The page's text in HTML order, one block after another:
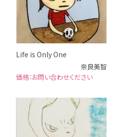
Life is Only One
奈良美智
お問い合わせください